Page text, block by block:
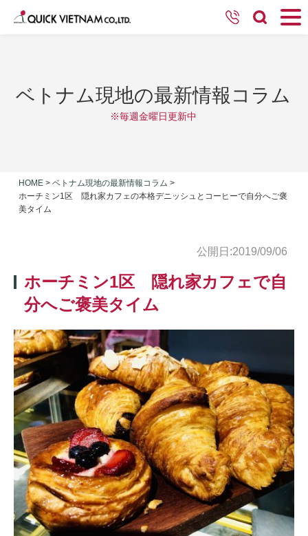
ベトナム現地の最新情報コラム
※毎週金曜日更新中
HOME > ベトナム現地の最新情報コラム >
ホーチミン1区 隠れ家カフェの本格デニッシュとコーヒーで自分へご褒
美タイム
公開日:2019/09/06
ホーチミン1区 隠れ家カフェで自
分へご褒美タイム